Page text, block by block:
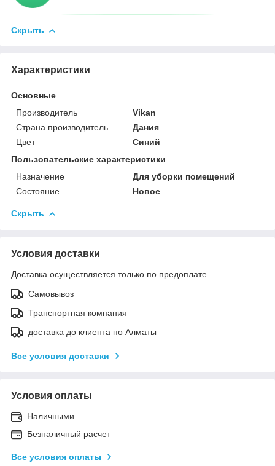
Скрыть
Характеристики
Основные
Производитель
Vikan
Страна производитель
Дания
Цвет
Синий
Пользовательские характеристики
Назначение
Для уборки помещений
Состояние
Новое
Скрыть
Условия доставки
Доставка осуществляется только по предоплате.
Самовывоз
Транспортная компания
доставка до клиента по Алматы
Все условия доставки
Условия оплаты
Наличными
Безналичный расчет
Все условия оплаты